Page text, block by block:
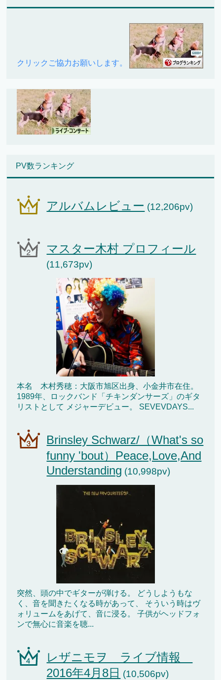
クリックご協力お願いします。
PV数ランキング
アルバムレビュー (12,206pv)
マスター木村 プロフィール
(11,673pv)
本名 木村秀穂：大阪市旭区出身、小金井市在住。
1989年、ロックバンド「チキンダンサーズ」のギタ
リストとして メジャーデビュー。 SEVEVDAYS...
Brinsley Schwarz/（What's so
funny 'bout）Peace,Love,And
Understanding (10,998pv)
突然、頭の中でギターが弾ける。 どうしようもな
く、音を聞きたくなる時があって、 そういう時はヴ
ォリュームをあげて、音に浸る。 子供がヘッドフォ
ンで無心に音楽を聴...
レザニモヲ ライブ情報
2016年4月8日 (10,506pv)